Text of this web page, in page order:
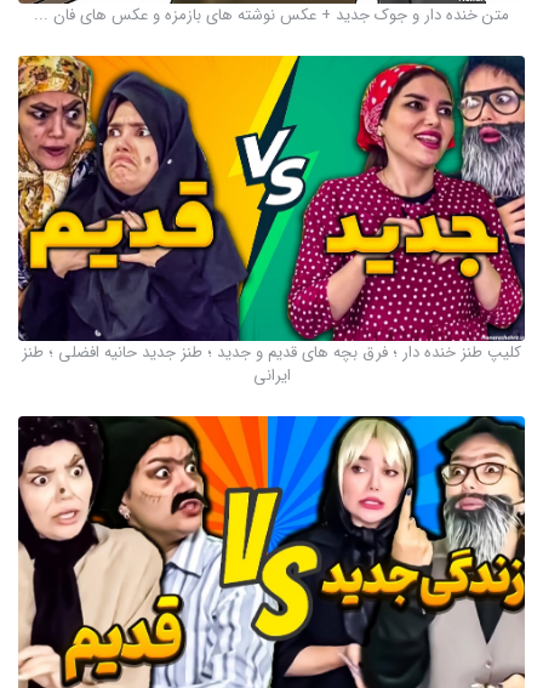
متن خنده دار و جوک جدید + عکس نوشته های بازمزه و عکس های فان ...
کلیپ طنز خنده دار ؛ فرق بچه های قدیم و جدید ؛ طنز جدید حانیه افضلی ؛ طنز
ایرانی